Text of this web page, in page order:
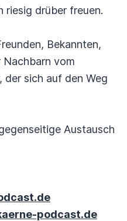
riesig drüber freuen.
Bekannten,
vom
der sich auf den Weg
Austausch
podcast.de